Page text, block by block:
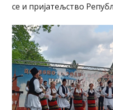
се и пријатељство